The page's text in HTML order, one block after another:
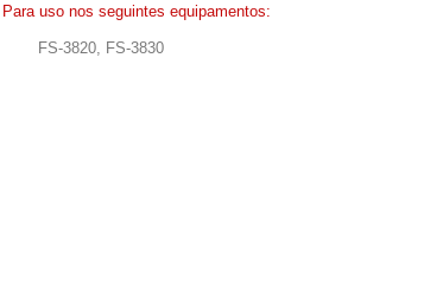
Para uso nos seguintes equipamentos:
FS-3820, FS-3830